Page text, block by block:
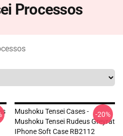
Processos
Mushoku Tensei Cases -
Mushoku Tensei Rudeus Greyrat
IPhone Soft Case RB2112
-20%